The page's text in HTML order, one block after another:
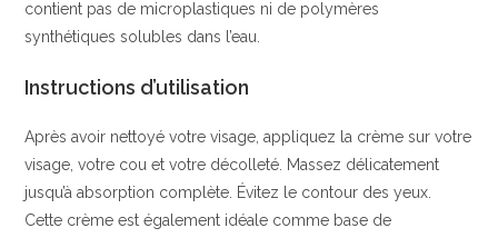
contient pas de microplastiques ni de polymères
synthétiques solubles dans l’eau.
Instructions d’utilisation
Après avoir nettoyé votre visage, appliquez la crème sur votre
visage, votre cou et votre décolleté. Massez délicatement
jusqu’à absorption complète. Évitez le contour des yeux.
Cette crème est également idéale comme base de